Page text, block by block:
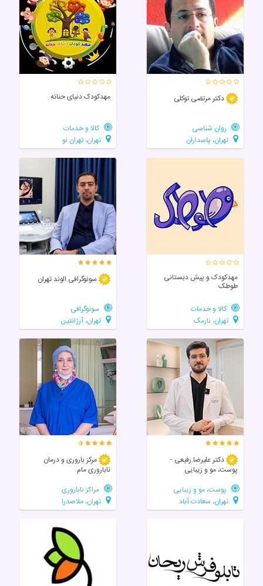
دکتر مرتضی توکلی
روان شناسی
تهران، پاسداران
مهدکودک دنیای حنانه
کالا و خدمات
تهران، تهران نو
مهدکودک و پیش دبستانی
طوطک
کالا و خدمات
تهران، نارمک
سونوگرافی الوند تهران
سونوگرافی
تهران، آرژانتین
دکتر علیرضا رفیعی -
پوست، مو و زیبایی
پوست، مو و زیبایی
تهران، سعادت آباد
مرکز باروری و درمان
ناباروری مام
مراکز ناباروری
تهران، ملاصدرا